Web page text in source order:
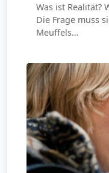
Was ist Realität?
Die Frage muss
Meuffels…